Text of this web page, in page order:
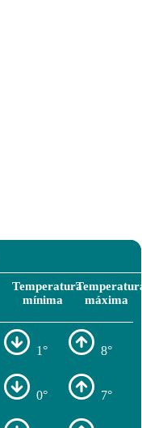
Temperatura
mínima
Temperatura
máxima
1° 8°
0° 7°